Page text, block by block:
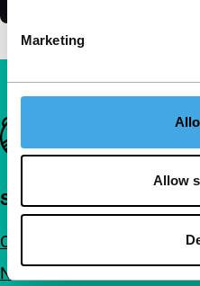
Marketing
Allow
Belangrijke links
Snel naar
Over ons
Nieuwsbrieven